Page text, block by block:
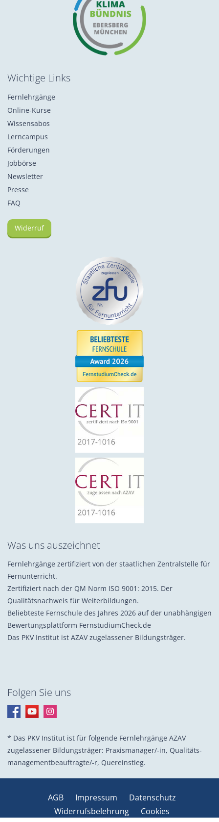
Wichtige Links
Fernlehrgänge
Online-Kurse
Wissensabos
Lerncampus
Förderungen
Jobbörse
Newsletter
Presse
FAQ
Widerruf
Was uns auszeichnet
Fernlehrgänge zertifiziert von der staatlichen Zentralstelle für
Fernunterricht.
Zertifiziert nach der QM Norm ISO 9001: 2015. Der
Qualitätsnachweis für Weiterbildungen.
Beliebteste Fernschule des Jahres 2026 auf der unabhängigen
Bewertungsplattform FernstudiumCheck.de
Das PKV Institut ist AZAV zugelassener Bildungsträger.
Folgen Sie uns
* Das PKV Institut ist für folgende Fernlehrgänge AZAV
zugelassener Bildungsträger: Praxis­manager/-in, Quali­täts­
management­beauf­tragte/-r, Quer­einstieg.
AGB Impressum
Datenschutz
Widerrufsbelehrung
Cookies